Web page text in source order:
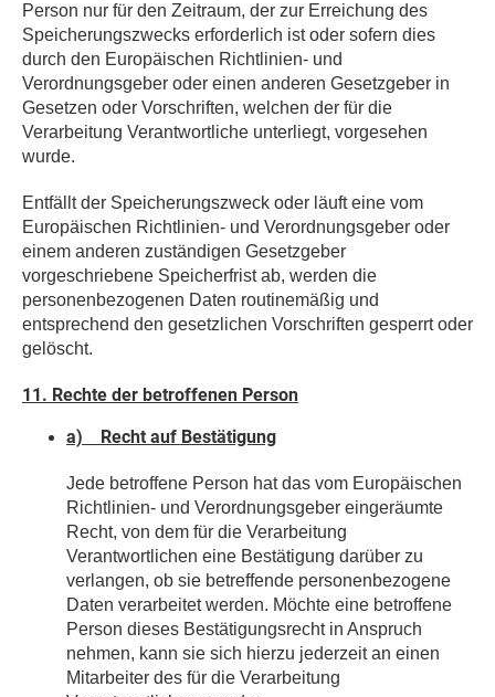
Person nur für den Zeitraum, der zur Erreichung des
Speicherungszwecks erforderlich ist oder sofern dies
durch den Europäischen Richtlinien- und
Verordnungsgeber oder einen anderen Gesetzgeber in
Gesetzen oder Vorschriften, welchen der für die
Verarbeitung Verantwortliche unterliegt, vorgesehen
wurde.
Entfällt der Speicherungszweck oder läuft eine vom
Europäischen Richtlinien- und Verordnungsgeber oder
einem anderen zuständigen Gesetzgeber
vorgeschriebene Speicherfrist ab, werden die
personenbezogenen Daten routinemäßig und
entsprechend den gesetzlichen Vorschriften gesperrt oder
gelöscht.
11. Rechte der betroffenen Person
a) Recht auf Bestätigung
Jede betroffene Person hat das vom Europäischen
Richtlinien- und Verordnungsgeber eingeräumte
Recht, von dem für die Verarbeitung
Verantwortlichen eine Bestätigung darüber zu
verlangen, ob sie betreffende personenbezogene
Daten verarbeitet werden. Möchte eine betroffene
Person dieses Bestätigungsrecht in Anspruch
nehmen, kann sie sich hierzu jederzeit an einen
Mitarbeiter des für die Verarbeitung